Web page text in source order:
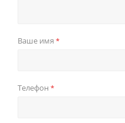
Ваше имя *
Телефон *